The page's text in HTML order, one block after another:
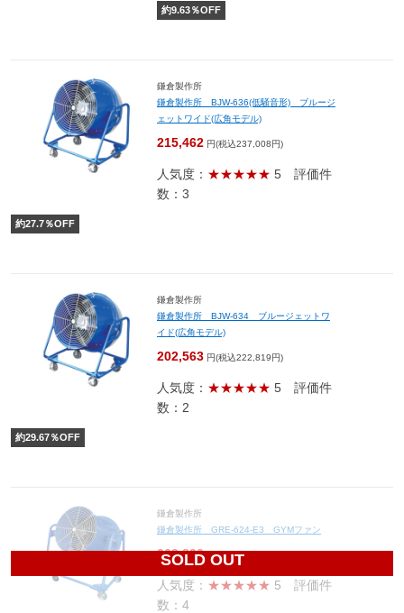
約9.63％OFF
鎌倉製作所
鎌倉製作所 BJW-636(低騒音形) ブルージ
ェットワイド(広角モデル)
215,462 円(税込237,008円)
人気度： ★★★★★ 5 評価件
数：3
約27.7％OFF
鎌倉製作所
鎌倉製作所 BJW-634 ブルージェットワ
イド(広角モデル)
202,563 円(税込222,819円)
人気度： ★★★★★ 5 評価件
数：2
約29.67％OFF
SOLD OUT
鎌倉製作所
鎌倉製作所 GRE-624-E3 GYMファン
263,890円(税込290,279円)
人気度： ★★★★★ 5 評価件
数：4